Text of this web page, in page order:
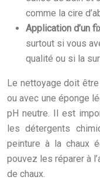
comme la cire
Application d’un
surtout si vous
qualité ou si la
Le nettoyage doit
ou avec une éponge
pH neutre. Il est
les détergents
peinture à la chaux
pouvez les réparer à
de chaux.